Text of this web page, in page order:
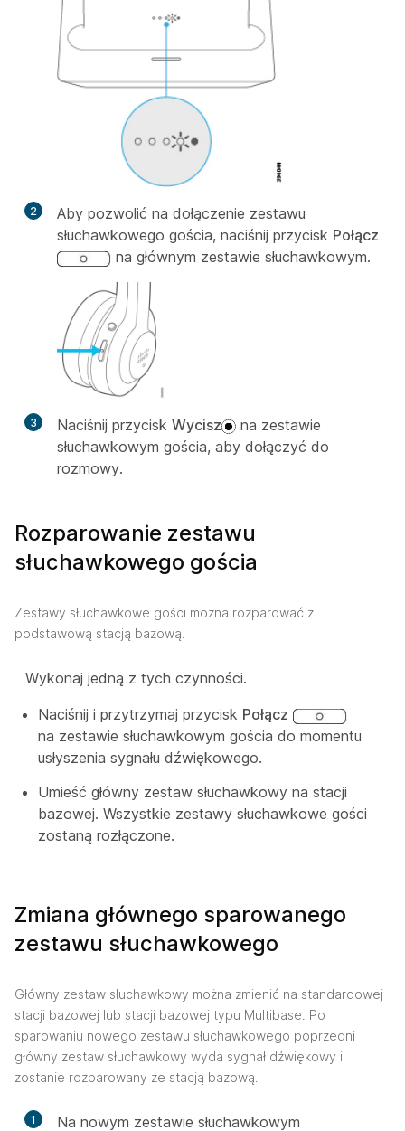
2
Aby pozwolić na dołączenie zestawu
słuchawkowego gościa, naciśnij przycisk Połącz
na głównym zestawie słuchawkowym.
3 Naciśnij przycisk Wycisz
na zestawie
słuchawkowym gościa, aby dołączyć do
rozmowy.
Rozparowanie zestawu
słuchawkowego gościa
Zestawy słuchawkowe gości można rozparować z
podstawową stacją bazową.
Wykonaj jedną z tych czynności.
Naciśnij i przytrzymaj przycisk Połącz
na zestawie słuchawkowym gościa do momentu
usłyszenia sygnału dźwiękowego.
Umieść główny zestaw słuchawkowy na stacji
bazowej. Wszystkie zestawy słuchawkowe gości
zostaną rozłączone.
Zmiana głównego sparowanego
zestawu słuchawkowego
Główny zestaw słuchawkowy można zmienić na standardowej
stacji bazowej lub stacji bazowej typu Multibase. Po
sparowaniu nowego zestawu słuchawkowego poprzedni
główny zestaw słuchawkowy wyda sygnał dźwiękowy i
zostanie rozparowany ze stacją bazową.
1
Na nowym zestawie słuchawkowym